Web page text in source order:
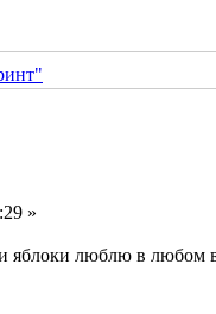
»
яблоки люблю в любом